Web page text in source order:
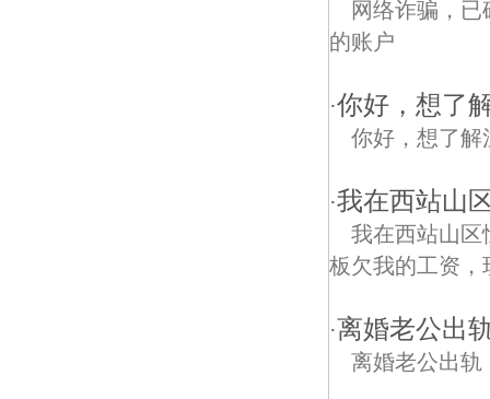
网络诈骗，
的账户
·你好，想了
你好，想了解
·我在西站山
我在西站山区
板欠我的工资，
·离婚老公出
离婚老公出轨